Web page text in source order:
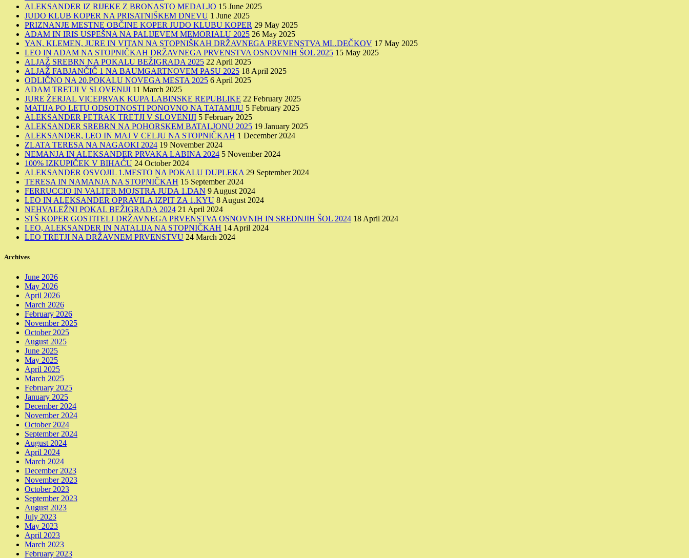
ALEKSANDER IZ RIJEKE Z BRONASTO MEDALJO 15 June 2025
JUDO KLUB KOPER NA PRISATNIŠKEM DNEVU 1 June 2025
PRIZNANJE MESTNE OBČINE KOPER JUDO KLUBU KOPER 29 May 2025
ADAM IN IRIS USPEŠNA NA PALIJEVEM MEMORIALU 2025 26 May 2025
YAN, KLEMEN, JURE IN VITAN NA STOPNIŠKAH DRŽAVNEGA PREVENSTVA ML.DEČKOV 17 May 2025
LEO IN ADAM NA STOPNIČKAH DRŽAVNEGA PRVENSTVA OSNOVNIH ŠOL 2025 15 May 2025
ALJAŽ SREBRN NA POKALU BEŽIGRADA 2025 22 April 2025
ALJAŽ FABJANČIČ 1 NA BAUMGARTNOVEM PASU 2025 18 April 2025
ODLIČNO NA 20.POKALU NOVEGA MESTA 2025 6 April 2025
ADAM TRETJI V SLOVENIJI 11 March 2025
JURE ŽERJAL VICEPRVAK KUPA LABINSKE REPUBLIKE 22 February 2025
MATIJA PO LETU ODSOTNOSTI PONOVNO NA TATAMIJU 5 February 2025
ALEKSANDER PETRAK TRETJI V SLOVENIJI 5 February 2025
ALEKSANDER SREBRN NA POHORSKEM BATALJONU 2025 19 January 2025
ALEKSANDER, LEO IN MAJ V CELJU NA STOPNIČKAH 1 December 2024
ZLATA TERESA NA NAGAOKI 2024 19 November 2024
NEMANJA IN ALEKSANDER PRVAKA LABINA 2024 5 November 2024
100% IZKUPIČEK V BIHAĆU 24 October 2024
ALEKSANDER OSVOJIL 1.MESTO NA POKALU DUPLEKA 29 September 2024
TERESA IN NAMANJA NA STOPNIČKAH 15 September 2024
FERRUCCIO IN VALTER MOJSTRA JUDA 1.DAN 9 August 2024
LEO IN ALEKSANDER OPRAVILA IZPIT ZA 1.KYU 8 August 2024
NEHVALEŽNI POKAL BEŽIGRADA 2024 21 April 2024
STŠ KOPER GOSTITELJ DRŽAVNEGA PRVENSTVA OSNOVNIH IN SREDNJIH ŠOL 2024 18 April 2024
LEO, ALEKSANDER IN NATALIJA NA STOPNIČKAH 14 April 2024
LEO TRETJI NA DRŽAVNEM PRVENSTVU 24 March 2024
Archives
June 2026
May 2026
April 2026
March 2026
February 2026
November 2025
October 2025
August 2025
June 2025
May 2025
April 2025
March 2025
February 2025
January 2025
December 2024
November 2024
October 2024
September 2024
August 2024
April 2024
March 2024
December 2023
November 2023
October 2023
September 2023
August 2023
July 2023
May 2023
April 2023
March 2023
February 2023